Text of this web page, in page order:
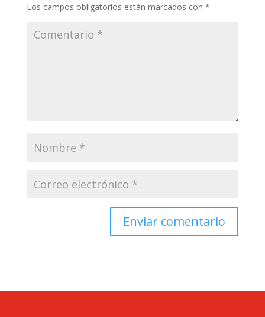
Los campos obligatorios están marcados con *